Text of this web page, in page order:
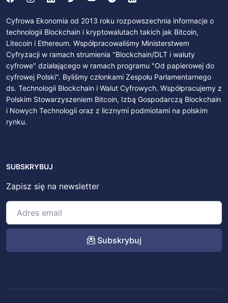
Cyfrowa Ekonomia od 2013 roku rozpowszechnia informacje o
technologii Blockchain i kryptowalutach takich jak Bitcoin,
Litecoin i Ethereum. Współpracowaliśmy Ministerstwem
Cyfryzacji w ramach strumienia "Blockchain/DLT i waluty
cyfrowe" działającego w ramach programu "Od papierowej do
cyfrowej Polski". Byliśmy członkami Zespołu Parlamentarnego
ds. Technologii Blockchain i Walut Cyfrowych. Współpracujemy z
Polskim Stowarzyszeniem Bitcoin, Izbą Gospodarczą Blockchain
i Nowych Technologii oraz z licznymi podmiotami na polskim
rynku.
SUBSKRYBUJ
Zapisz się na newsletter
Subskrybuj